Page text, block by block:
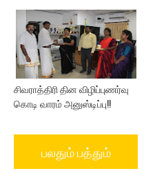
சிவராத்திரி தின விழிப்புணர்வு
கொடி வாரம் அனுஸ்டிப்பு!!
பலதும் பத்தும்